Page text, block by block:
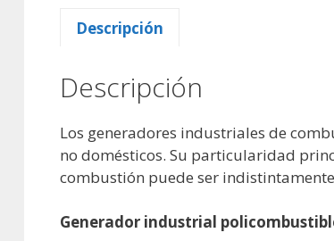
Descripción
Descripción
Los generadores industriales de
no domésticos. Su particularidad
combustión puede ser
Generador industrial